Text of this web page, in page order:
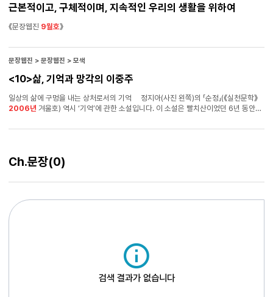
근본적이고, 구체적이며, 지속적인 우리의 생활을 위하여
《문장웹진 9월호》
문장웹진 > 문장웹진 > 모색
<10>삶, 기억과 망각의 이중주
일상의 삶에 구멍을 내는 상처로서의 기억 정지아(사진 왼쪽)의 「순정」(《실천문학》
2006년 겨울호) 역시 ‘기억’에 관한 소설입니다. 이 소설은 빨치산이었던 6년 동안의
‘순정’이니 주인공의 기억 속에 존재하는 빨치산은 그의 삶에서 가장 아름답고
그의 집안 내력이 ‘머슴’이니, 그 역시 머슴의 운명에서 자유롭지 못하겠지요. 강우의
아비는 자식이 굶주림에서 벗어나기를 희망하여 군에 갈 것을 권유하고, 강우 역시
굶주림을 면하기 위해 열일곱에 국방경비대에 자원입대합니다. 자원입대한 그는 여수
Ch.문장(0)
검색 결과가 없습니다